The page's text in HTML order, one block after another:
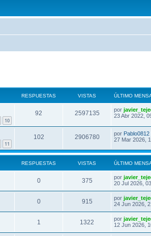
RESPUESTAS VISTAS ÚLTIMO
10
92 2597135 por
23 Abr 2022,
11
102 2906780 por Pablo0812
27 Mar 2026,
RESPUESTAS VISTAS ÚLTIMO
0 375 por
20 Jul 2026,
0 915 por
24 Jun 2026,
1 1322 por
12 Jun 2026,